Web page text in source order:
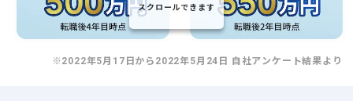
スクロールできます
※2022年5月17日から2022年5月24日 自社アンケート結果より